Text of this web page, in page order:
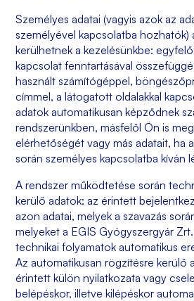
Személyes adatai (vagyis azok az
személyével kapcsolatba
kerülhetnek a kezelésünkbe:
kapcsolat fenntartásával
használt számítógéppel,
címmel, a látogatott oldalakkal
adatok automatikusan képződnek
rendszerünkben, másfelől Ön is
elérhetőségét vagy más adatait, ha
során személyes kapcsolatba kíván
A rendszer működtetése során
kerülő adatok: az érintett
azon adatai, melyek a szavazás
melyeket a EGIS Gyógyszergyár
technikai folyamatok automatikus
Az automatikusan rögzítésre kerülő
érintett külön nyilatkozata vagy
belépéskor, illetve kilépéskor